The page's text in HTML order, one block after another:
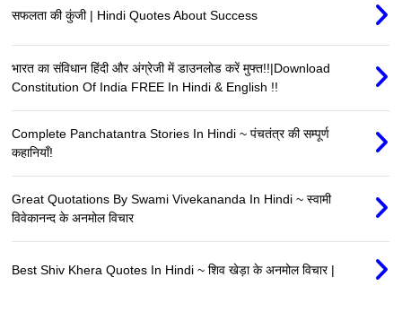
सफलता की कुंजी | Hindi Quotes About Success
भारत का संविधान हिंदी और अंग्रेजी में डाउनलोड करें मुफ्त!!|Download
Constitution Of India FREE In Hindi & English !!
Complete Panchatantra Stories In Hindi ~ पंचतंत्र की सम्पूर्ण
कहानियाँ!
Great Quotations By Swami Vivekananda In Hindi ~ स्वामी
विवेकानन्द के अनमोल विचार
Best Shiv Khera Quotes In Hindi ~ शिव खेड़ा के अनमोल विचार |